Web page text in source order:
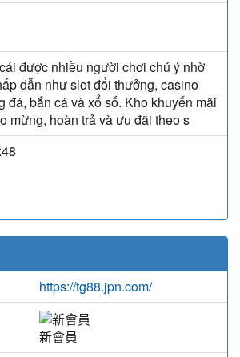
được nhiều người chơi chú ý nhờ
dẫn như slot đổi thưởng, casino
đá, bắn cá và xổ số. Kho khuyến mãi
mừng, hoàn trả và ưu đãi theo s
https://tg88.jpn.com/
新會員